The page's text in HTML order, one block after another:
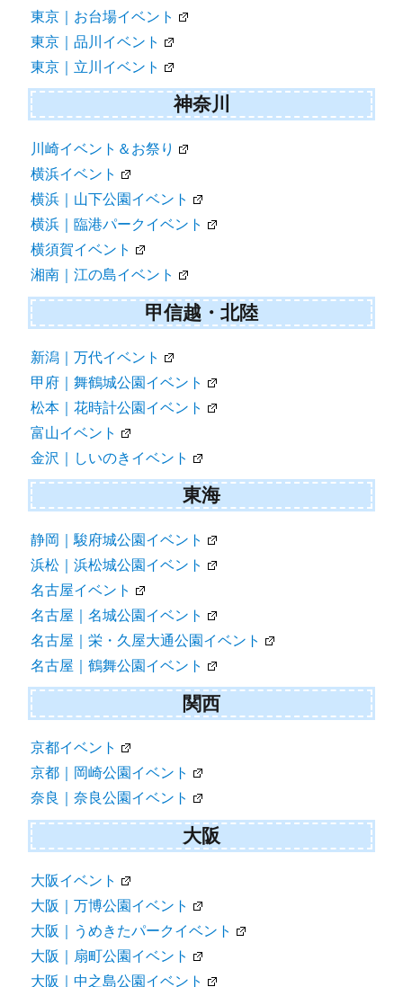
東京｜お台場イベント
東京｜品川イベント
東京｜立川イベント
神奈川
川崎イベント＆お祭り
横浜イベント
横浜｜山下公園イベント
横浜｜臨港パークイベント
横須賀イベント
湘南｜江の島イベント
甲信越・北陸
新潟｜万代イベント
甲府｜舞鶴城公園イベント
松本｜花時計公園イベント
富山イベント
金沢｜しいのきイベント
東海
静岡｜駿府城公園イベント
浜松｜浜松城公園イベント
名古屋イベント
名古屋｜名城公園イベント
名古屋｜栄・久屋大通公園イベント
名古屋｜鶴舞公園イベント
関西
京都イベント
京都｜岡崎公園イベント
奈良｜奈良公園イベント
大阪
大阪イベント
大阪｜万博公園イベント
大阪｜うめきたパークイベント
大阪｜扇町公園イベント
大阪｜中之島公園イベント